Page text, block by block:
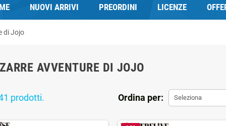
NUOVI ARRIVI PREORDINI LICENZE
di Jojo
AVVENTURE DI JOJO
Ordina per: Seleziona
prodotti.